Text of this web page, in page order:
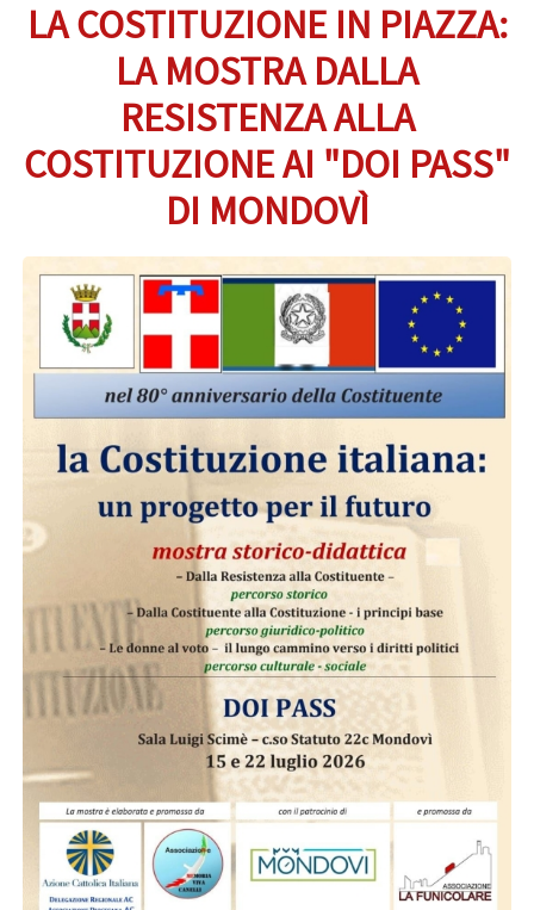
LA COSTITUZIONE IN PIAZZA:
LA MOSTRA DALLA
RESISTENZA ALLA
COSTITUZIONE AI "DOI PASS"
DI MONDOVÌ